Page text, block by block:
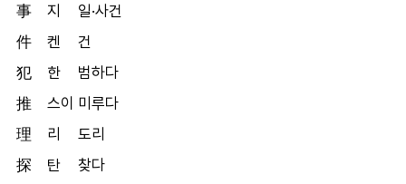
事
지
일·사건
件
켄
건
犯
한
범하다
推
스이 미루다
理
리
도리
探
탄 찾다